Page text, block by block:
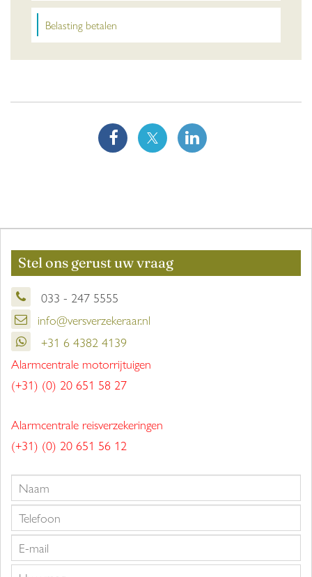
Belasting betalen
Stel ons gerust uw vraag
033 - 247 5555
info@versverzekeraar.nl
+31 6 4382 4139
Alarmcentrale motorrijtuigen
(+31) (0) 20 651 58 27
Alarmcentrale reisverzekeringen
(+31) (0) 20 651 56 12